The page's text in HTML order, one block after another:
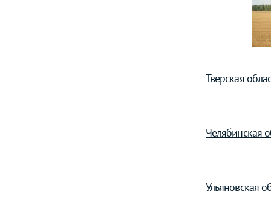
Тверская
Челябинская
Ульяновская